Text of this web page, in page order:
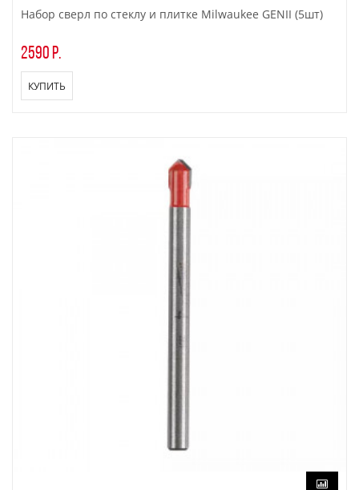
Набор сверл по стеклу и плитке Milwaukee GENII (5шт)
2590 р.
КУПИТЬ